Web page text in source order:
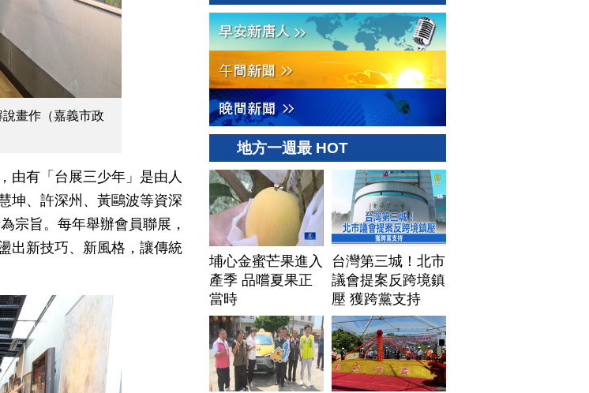
說畫作（嘉義市政
由有「台展三少年」是由人
坤、許深州、黃鷗波等資深
宗旨。每年舉辦會員聯展，
出新技巧、新風格，讓傳統
地方一週最 HOT
埔心金蜜芒果進入
產季 品嚐夏果正
當時
台灣第三城！北市
議會提案反跨境鎮
壓 獲跨黨支持